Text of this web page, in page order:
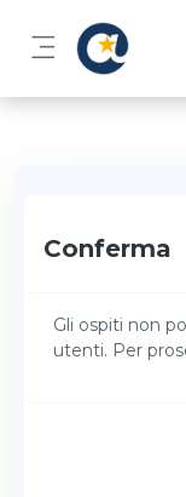
Pannello
Conferma
Gli ospiti non
utenti. Per